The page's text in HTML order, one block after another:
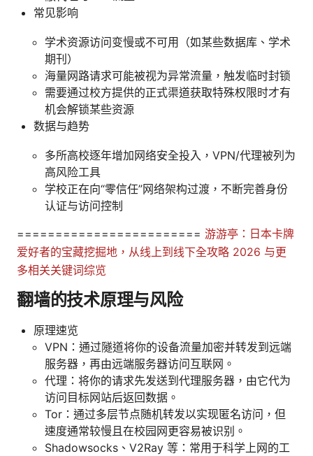
常见影响
学术资源访问变慢或不可用（如某些数据库、学术
期刊）
海量网路请求可能被视为异常流量，触发临时封锁
需要通过校方提供的正式渠道获取特殊权限时才有
机会解锁某些资源
数据与趋势
多所高校逐年增加网络安全投入，VPN/代理被列为
高风险工具
学校正在向“零信任”网络架构过渡，不断完善身份
认证与访问控制
======================== 游游亭：日本卡牌
爱好者的宝藏挖掘地，从线上到线下全攻略 2026 与更
多相关关键词综览
翻墙的技术原理与风险
原理速览
VPN：通过隧道将你的设备流量加密并转发到远端
服务器，再由远端服务器访问互联网。
代理：将你的请求先发送到代理服务器，由它代为
访问目标网站后返回数据。
Tor：通过多层节点随机转发以实现匿名访问，但
速度通常较慢且在校园网更容易被识别。
Shadowsocks、V2Ray 等：常用于科学上网的工